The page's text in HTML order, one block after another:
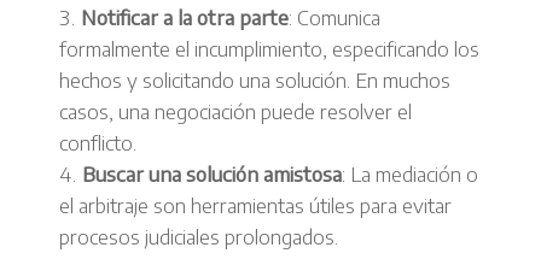
Notificar a la otra parte: Comunica
formalmente el incumplimiento, especificando los
hechos y solicitando una solución. En muchos
casos, una negociación puede resolver el
conflicto.
Buscar una solución amistosa: La mediación o
el arbitraje son herramientas útiles para evitar
procesos judiciales prolongados.